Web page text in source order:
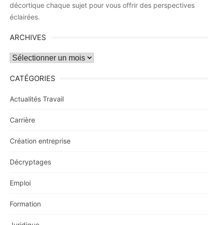
décortique chaque sujet pour vous offrir des perspectives
éclairées.
ARCHIVES
Archives
CATÉGORIES
Actualités Travail
Carrière
Création entreprise
Décryptages
Emploi
Formation